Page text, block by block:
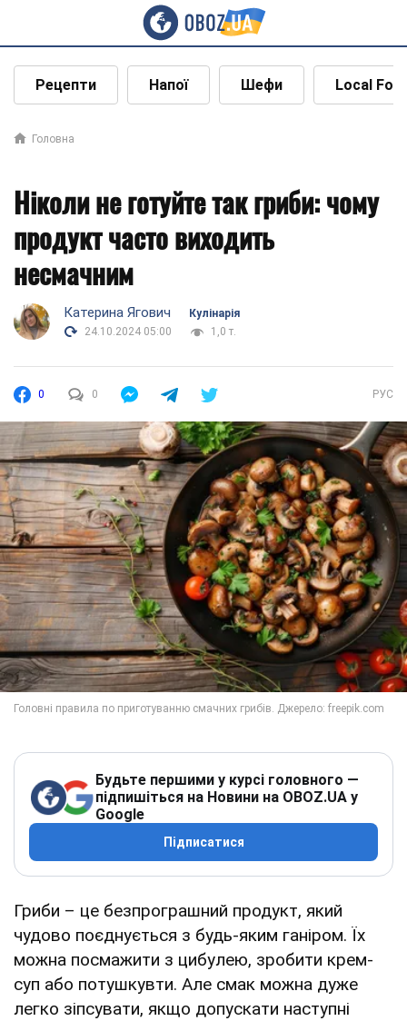
Рецепти Напої Шефи Local
Головна
Ніколи не готуйте так гриби: чому
продукт часто виходить
несмачним
Катерина Ягович
Кулінарія
24.10.2024 05:00
1,0 т.
0 0 РУС
Будьте першими у курсі головного —
підпишіться на Новини на OBOZ.UA у
Google
Підписатися
Гриби – це безпрограшний продукт, який
чудово поєднується з будь-яким ганіром. Їх
можна посмажити з цибулею, зробити крем-
суп або потушкувти. Але смак можна дуже
легко зіпсувати, якщо допускати наступні